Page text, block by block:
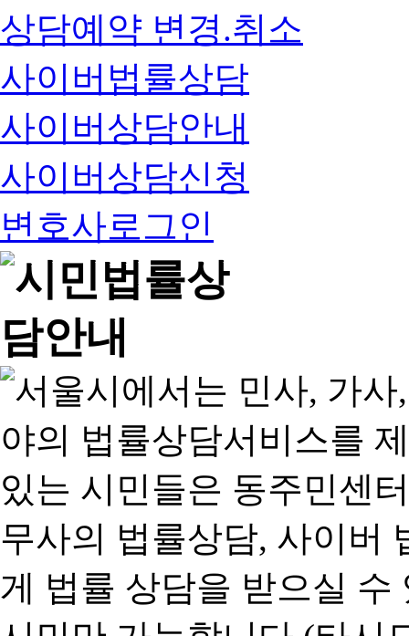
상담예약 변경.취소
사이버법률상담
사이버상담안내
사이버상담신청
변호사로그인